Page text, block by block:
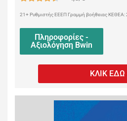
21+ Ρυθμιστής ΕΕΕΠ Γραμμή βοήθειας ΚΕΘΕΑ:
Πληροφορίες -
Αξιολόγηση Bwin
ΚΛΙΚ ΕΔΩ